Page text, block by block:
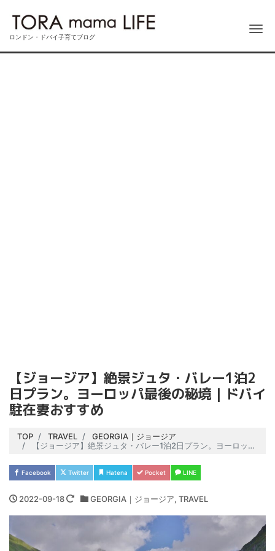
ロンドン・ドバイ子育てブログ
【ジョージア】絶景ジュタ・バレー1泊2
日プラン。ヨーロッパ最後の秘境｜ドバイ
駐在妻おすすめ
TOP TRAVEL
GEORGIA｜ジョージア
【ジョージア】絶景ジュタ・バレー1泊2日プラン。ヨーロッパ最後の秘境｜ドバイ駐在妻おすすめ
Facebook Twitter Hatena Pocket LINE
2022-09-18 GEORGIA｜ジョージア, TRAVEL